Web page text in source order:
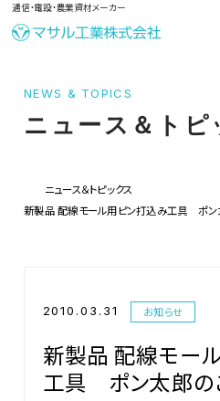
通信・電設・農業資材メーカー
NEWS & TOPICS
ニュース＆トピ
ニュース＆トピックス
新製品 配線モール用ピン打込み工具 ポン
2010.03.31 お知らせ
新製品 配線モー
工具 ポン太郎の